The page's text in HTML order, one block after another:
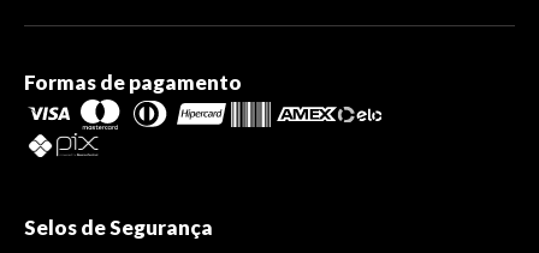
Formas de pagamento
Selos de Segurança